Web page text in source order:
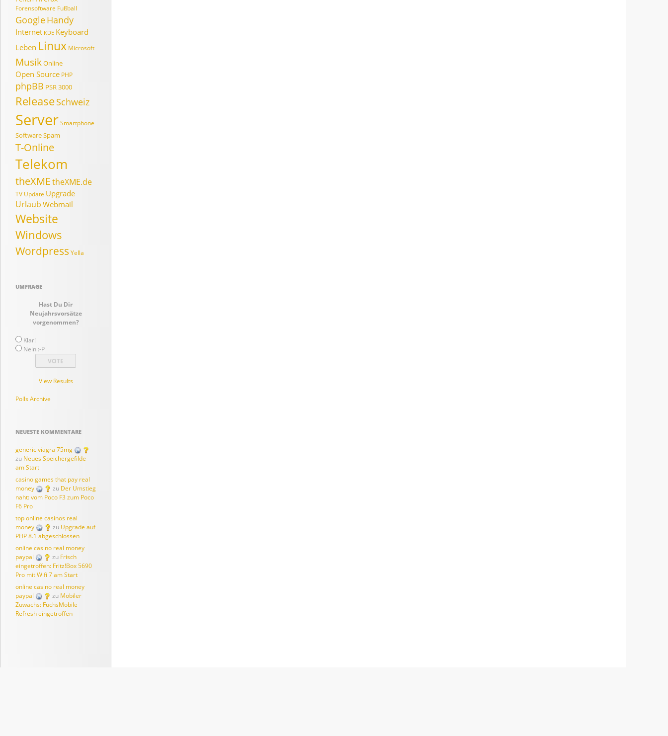
Forensoftware Fußball
GoogleHandy
Internet KDE Keyboard
Leben Linux Microsoft
MusikOnline
Open Source PHP
phpBB PSR 3000
ReleaseSchweiz
ServerSmartphone
SoftwareSpam
T-Online
Telekom
theXMEtheXME.de
TV Update Upgrade
Urlaub Webmail
Website
Windows
Wordpress Yella
UMFRAGE
Hast Du Dir
Neujahrsvorsätze
vorgenommen?
Klar!
Nein :-P
View Results
Polls Archive
NEUESTE KOMMENTARE
generic viagra 75mg
zu Neues Speichergefilde
am Start
casino games that pay real
money
zu Der Umstieg
naht: vom Poco F3 zum Poco
F6 Pro
top online casinos real
money
zu Upgrade auf
PHP 8.1 abgeschlossen
online casino real money
paypal
zu Frisch
eingetroffen: Fritz!Box 5690
Pro mit Wifi 7 am Start
online casino real money
paypal
zu Mobiler
Zuwachs: FuchsMobile
Refresh eingetroffen